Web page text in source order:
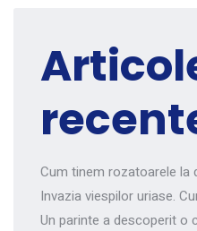
Cum tinem rozatoarele la
Invazia viespilor uriase.
Un parinte a descoperit o